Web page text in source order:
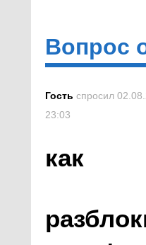
Вопрос
Гость спросил
23:03
как